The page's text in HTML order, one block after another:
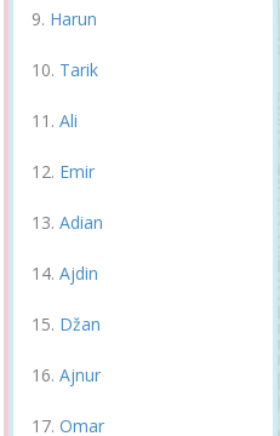
Harun
Tarik
Ali
Emir
Adian
Ajdin
Džan
Ajnur
Omar